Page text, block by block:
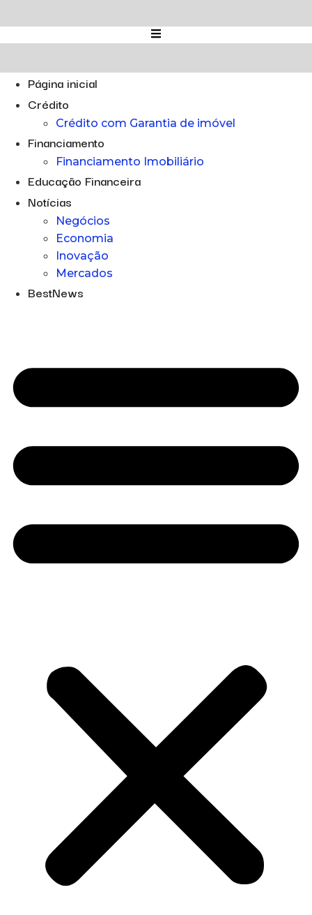
para
o
Página inicial
Crédito
Crédito com Garantia de imóvel
Financiamento
Financiamento Imobiliário
Educação Financeira
Notícias
Negócios
Economia
Inovação
Mercados
BestNews